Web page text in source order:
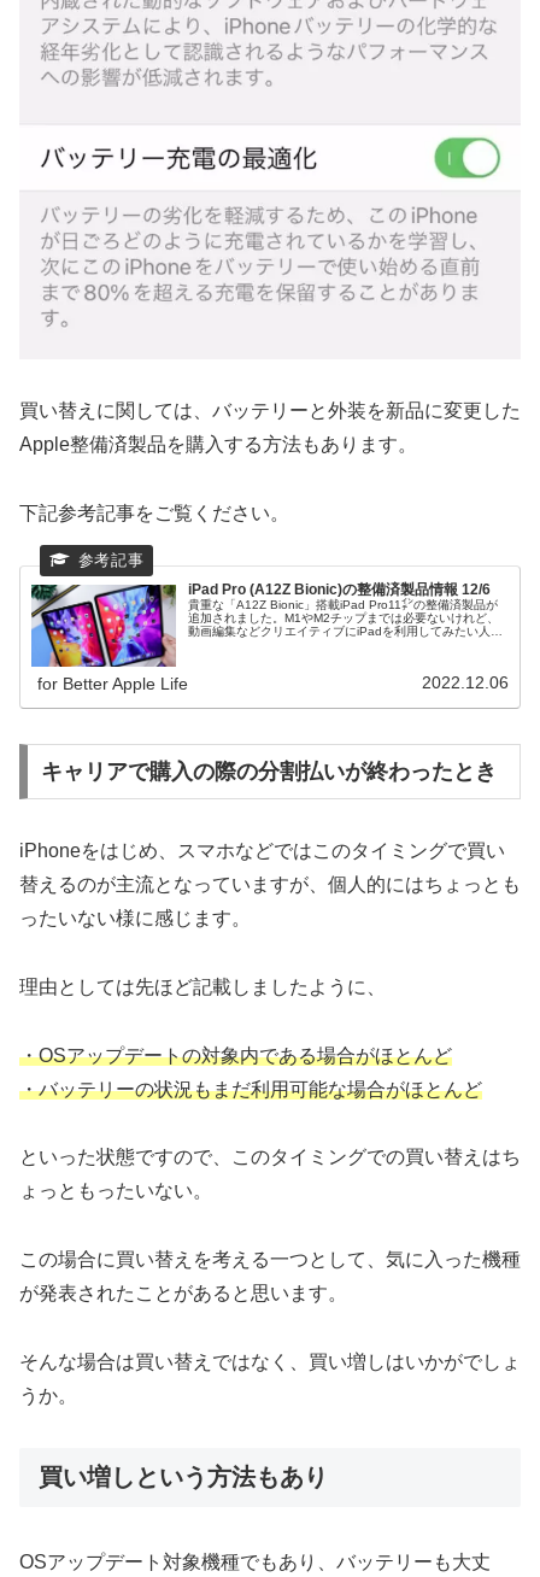
買い替えに関しては、バッテリーと外装を新品に変更した
Apple整備済製品を購入する方法もあります。
下記参考記事をご覧ください。
iPad Pro (A12Z Bionic)の整備済製品情報 12/6
貴重な「A12Z Bionic」搭載iPad Pro11㌅の整備済製品が
追加されました。M1やM2チップまでは必要ないけれど、
動画編集などクリエイティブにiPadを利用してみたい人に
for Better Apple Life 2022.12.06
キャリアで購入の際の分割払いが終わったとき
iPhoneをはじめ、スマホなどではこのタイミングで買い
替えるのが主流となっていますが、個人的にはちょっとも
ったいない様に感じます。
理由としては先ほど記載しましたように、
・OSアップデートの対象内である場合がほとんど
・バッテリーの状況もまだ利用可能な場合がほとんど
といった状態ですので、このタイミングでの買い替えはち
ょっともったいない。
この場合に買い替えを考える一つとして、気に入った機種
が発表されたことがあると思います。
そんな場合は買い替えではなく、買い増しはいかがでしょ
うか。
買い増しという方法もあり
OSアップデート対象機種でもあり、バッテリーも大丈